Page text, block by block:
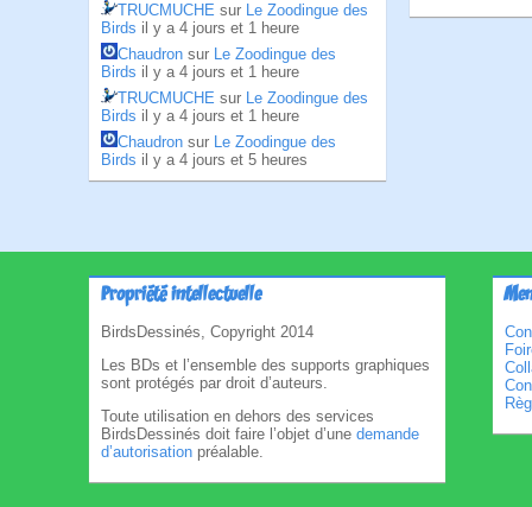
TRUCMUCHE sur Le Zoodingue des
Birds il y a 4 jours et 1 heure
Chaudron sur Le Zoodingue des
Birds il y a 4 jours et 1 heure
TRUCMUCHE sur Le Zoodingue des
Birds il y a 4 jours et 1 heure
Chaudron sur Le Zoodingue des
Birds il y a 4 jours et 5 heures
Propriété intellectuelle
BirdsDessinés, Copyright 2014
Les BDs et l’ensemble des supports graphiques
sont protégés par droit d’auteurs.
Toute utilisation en dehors des services
BirdsDessinés doit faire l’objet d’une demande
d’autorisation préalable.